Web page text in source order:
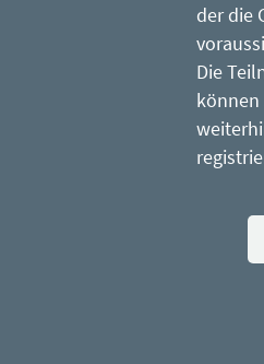
der die
Die
können